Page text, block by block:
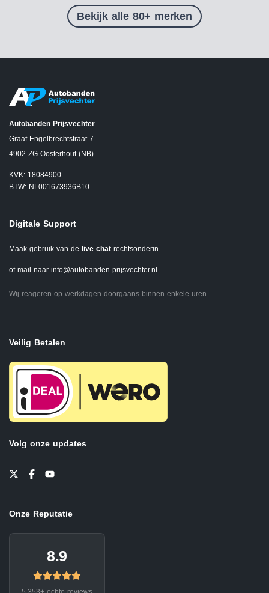
Bekijk alle 80+ merken
Autobanden Prijsvechter
Graaf Engelbrechtstraat 7
4902 ZG Oosterhout (NB)
KVK: 18084900
BTW: NL001673936B10
Digitale Support
Maak gebruik van de live chat rechtsonderin.
of mail naar info@autobanden-prijsvechter.nl
Wij reageren op werkdagen doorgaans binnen enkele uren.
Veilig Betalen
Volg onze updates
Onze Reputatie
8.9